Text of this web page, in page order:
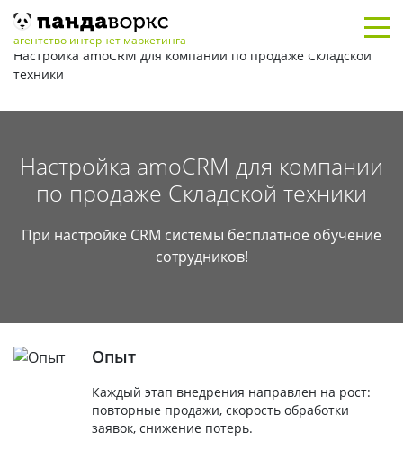
агентство интернет маркетинга
Главная / Кейсы / CRM
Настройка amoCRM для компании по продаже Складской
техники
Настройка amoCRM для компании
по продаже Складской техники
При настройке СRM системы бесплатное обучение
сотрудников!
Опыт
Каждый этап внедрения направлен на рост:
повторные продажи, скорость обработки
заявок, снижение потерь.